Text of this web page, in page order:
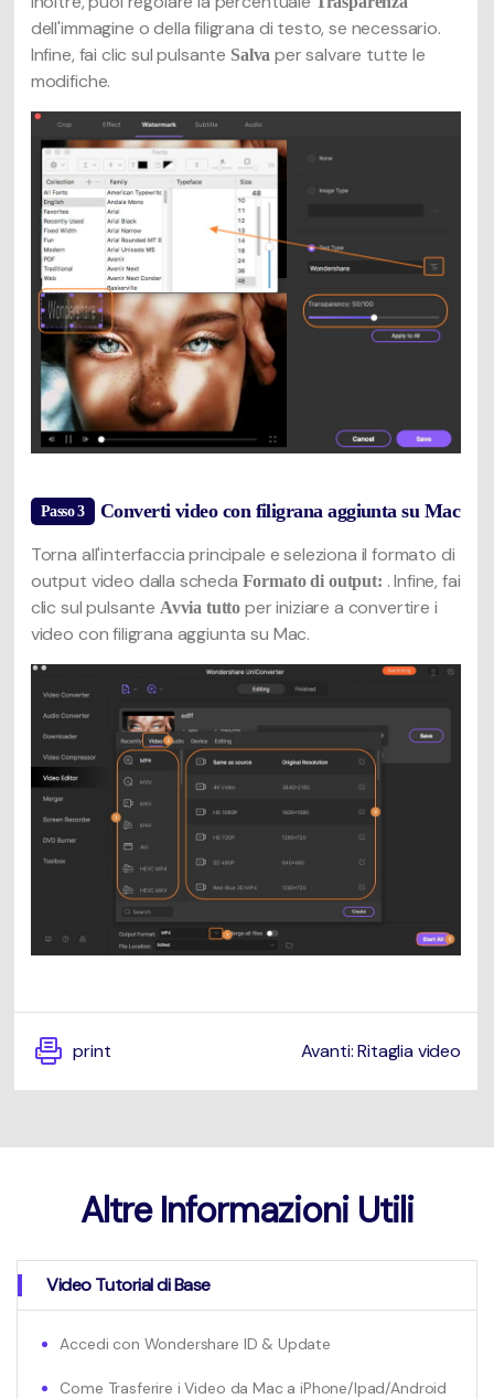
dell'immagine o della filigrana di testo, se necessario.
Infine, fai clic sul pulsante Salvaper salvare tutte le
modifiche.
Passo 3 Converti video con filigrana aggiunta su Mac
Torna all'interfaccia principale e seleziona il formato di
output video dalla scheda Formato di output: . Infine, fai
clic sul pulsante Avvia tuttoper iniziare a convertire i
video con filigrana aggiunta su Mac.
print Avanti: Ritaglia video
Altre Informazioni Utili
Video Tutorial di Base
Accedi con Wondershare ID & Update
Come Trasferire i Video da Mac a iPhone/Ipad/Android